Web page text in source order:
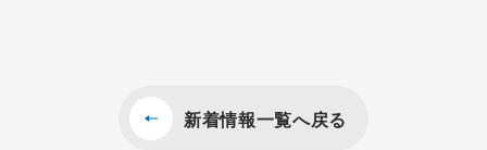
新着情報一覧へ戻る